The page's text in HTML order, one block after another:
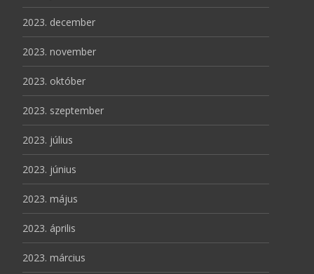
2023. december
2023. november
2023. október
2023. szeptember
2023. július
2023. június
2023. május
2023. április
2023. március